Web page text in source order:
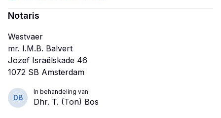
Notaris
Westvaer
mr. I.M.B. Balvert
Jozef Israëlskade 46
DB
In behandeling van
Dhr. T. (Ton) Bos